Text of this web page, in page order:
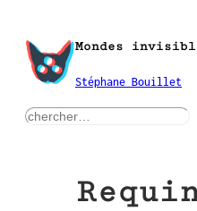
contenu
Mondes
Stéphane Bouillet
rechercher